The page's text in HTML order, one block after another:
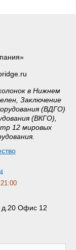
в Нижнем
Заключение
(ВДГО)
(ВКГО),
12 мировых
д.20 Офис 12